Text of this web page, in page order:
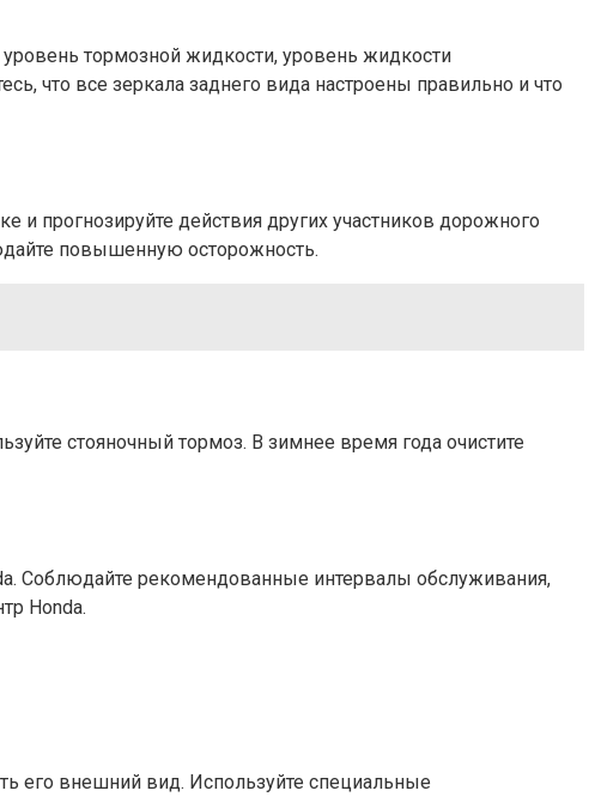
тормозной жидкости, уровень жидкости
что все зеркала заднего вида настроены правильно и что
прогнозируйте действия других участников дорожного
повышенную осторожность.
стояночный тормоз. В зимнее время года очистите
Соблюдайте рекомендованные интервалы обслуживания,
Honda.
его внешний вид. Используйте специальные